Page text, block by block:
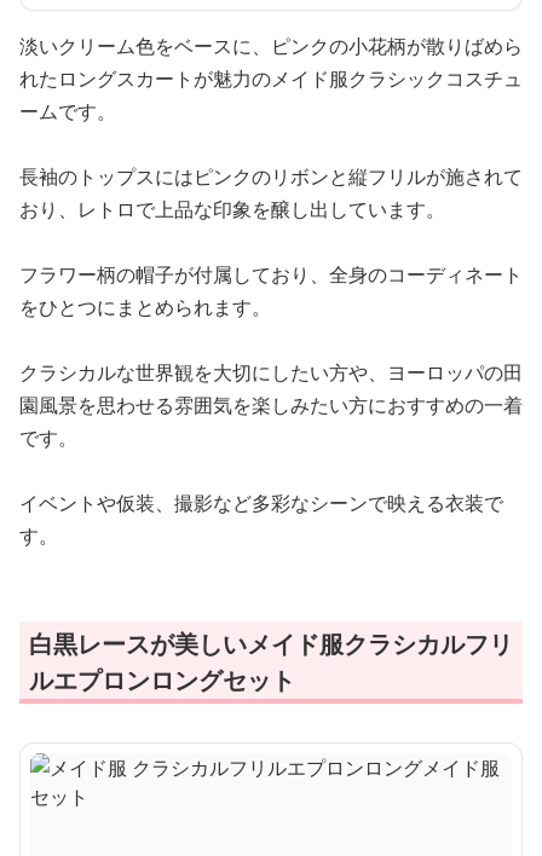
淡いクリーム色をベースに、ピンクの小花柄が散りばめら
れたロングスカートが魅力のメイド服クラシックコスチュ
ームです。
長袖のトップスにはピンクのリボンと縦フリルが施されて
おり、レトロで上品な印象を醸し出しています。
フラワー柄の帽子が付属しており、全身のコーディネート
をひとつにまとめられます。
クラシカルな世界観を大切にしたい方や、ヨーロッパの田
園風景を思わせる雰囲気を楽しみたい方におすすめの一着
です。
イベントや仮装、撮影など多彩なシーンで映える衣装で
す。
白黒レースが美しいメイド服クラシカルフリ
ルエプロンロングセット